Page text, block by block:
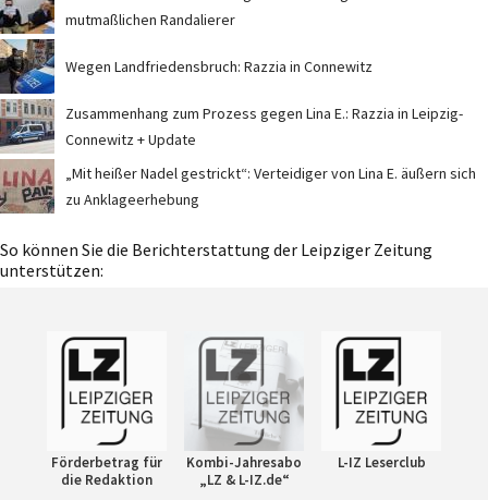
mutmaßlichen Randalierer
Wegen Landfriedensbruch: Razzia in Connewitz
Zusammenhang zum Prozess gegen Lina E.: Razzia in Leipzig-
Connewitz + Update
„Mit heißer Nadel gestrickt“: Verteidiger von Lina E. äußern sich
zu Anklageerhebung
So können Sie die Berichterstattung der Leipziger Zeitung
unterstützen:
Förderbetrag für
die Redaktion
Kombi-Jahresabo
„LZ & L-IZ.de“
L-IZ Leserclub